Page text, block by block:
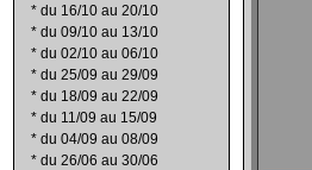
* du 16/10 au 20/10
* du 09/10 au 13/10
* du 02/10 au 06/10
* du 25/09 au 29/09
* du 18/09 au 22/09
* du 11/09 au 15/09
* du 04/09 au 08/09
* du 26/06 au 30/06